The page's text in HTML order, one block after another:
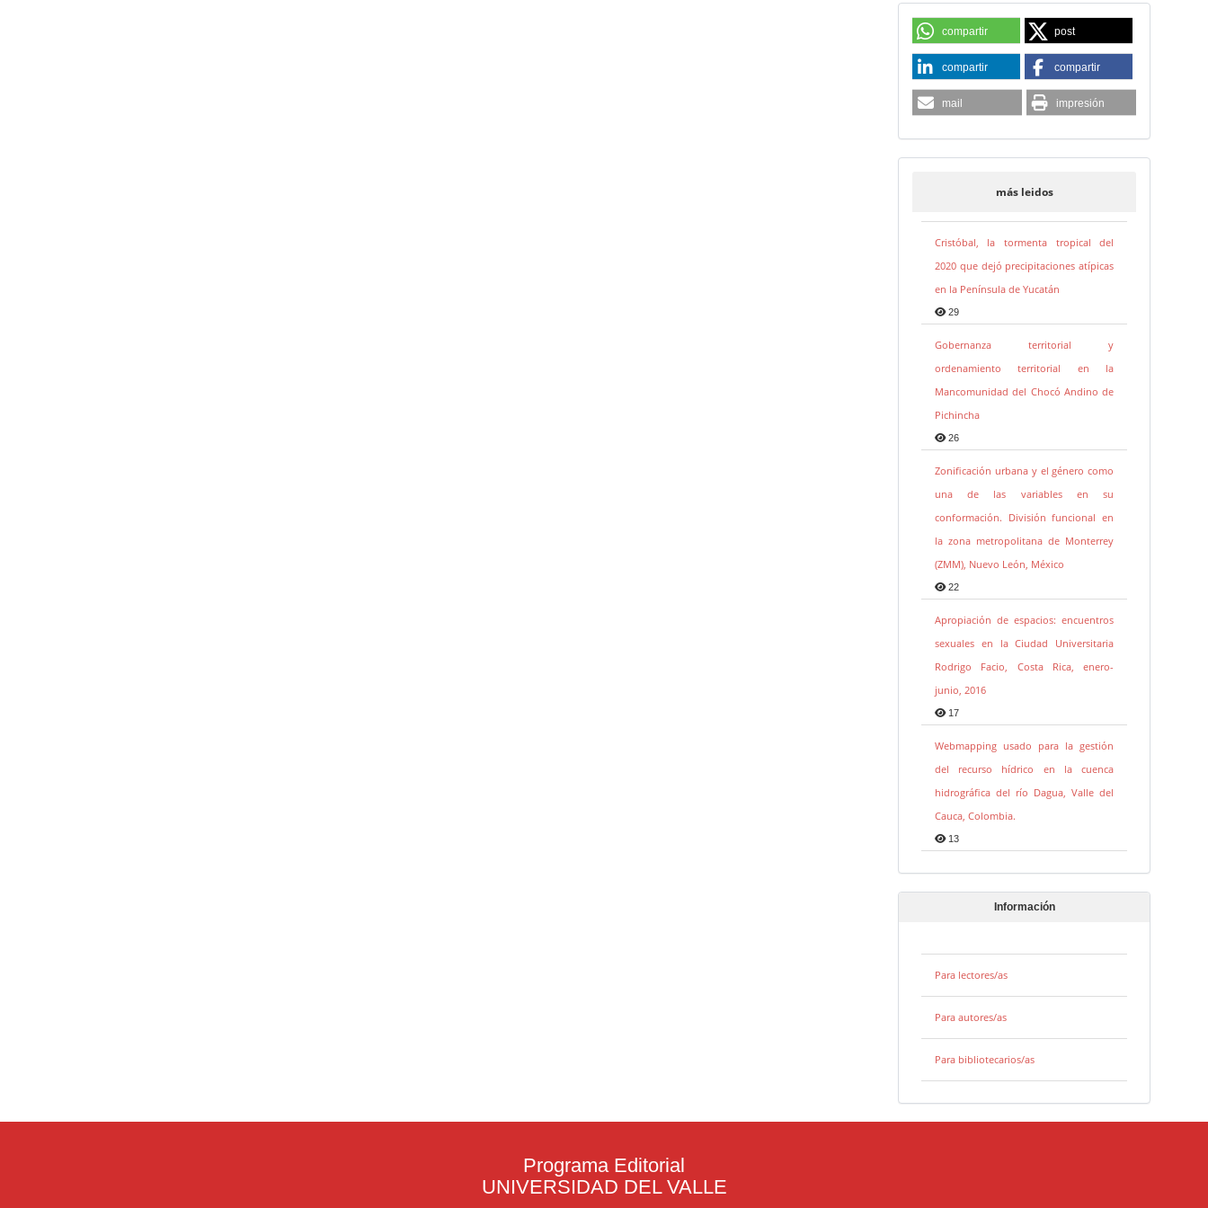
compartir post
compartir compartir
mail impresión
más leidos
Cristóbal, la tormenta tropical del
2020 que dejó precipitaciones atípicas
en la Península de Yucatán
29
Gobernanza territorial y
ordenamiento territorial en la
Mancomunidad del Chocó Andino de
Pichincha
26
Zonificación urbana y el género como
una de las variables en su
conformación. División funcional en
la zona metropolitana de Monterrey
(ZMM), Nuevo León, México
22
Apropiación de espacios: encuentros
sexuales en la Ciudad Universitaria
Rodrigo Facio, Costa Rica, enero-
junio, 2016
17
Webmapping usado para la gestión
del recurso hídrico en la cuenca
hidrográfica del río Dagua, Valle del
Cauca, Colombia.
13
Información
Para lectores/as
Para autores/as
Para bibliotecarios/as
Programa Editorial
UNIVERSIDAD DEL VALLE